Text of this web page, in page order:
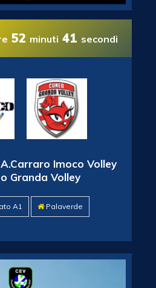
52 minuti 41 secondi
Imoco Volley
Granda Volley
A1 Palaverde